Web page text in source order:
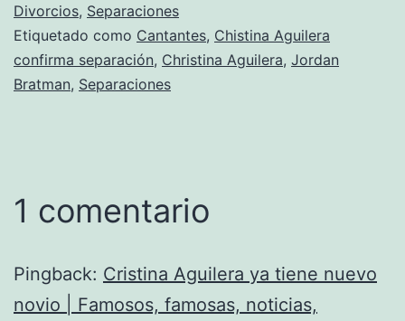
Divorcios, Separaciones
Etiquetado como Cantantes, Chistina Aguilera
confirma separación, Christina Aguilera, Jordan
Bratman, Separaciones
1 comentario
Pingback: Cristina Aguilera ya tiene nuevo
novio | Famosos, famosas, noticias,